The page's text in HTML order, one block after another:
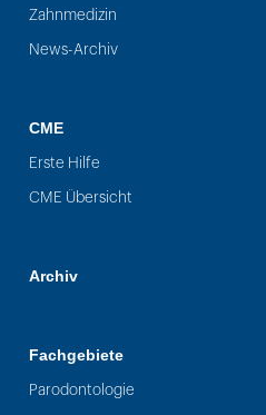
Zahnmedizin
News-Archiv
CME
Erste Hilfe
CME Übersicht
Archiv
Fachgebiete
Parodontologie